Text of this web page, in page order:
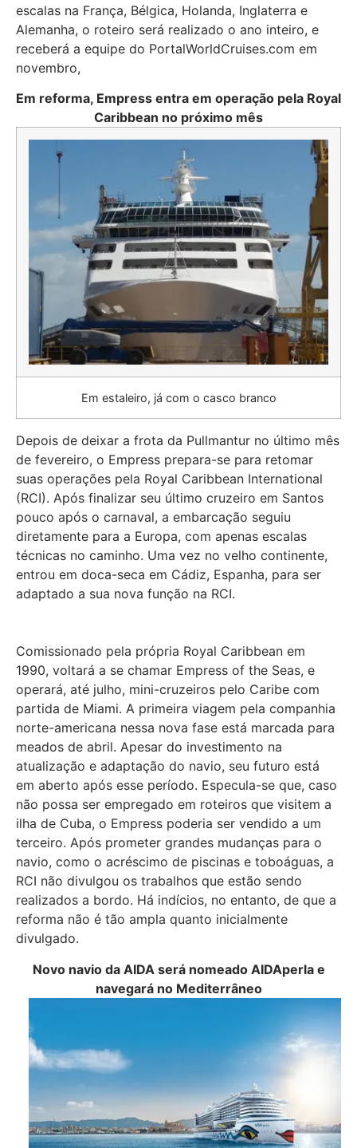
escalas na França, Bélgica, Holanda, Inglaterra e
Alemanha, o roteiro será realizado o ano inteiro, e
receberá a equipe do PortalWorldCruises.com em
novembro,
Em reforma, Empress entra em operação pela Royal
Caribbean no próximo mês
Em estaleiro, já com o casco branco
Depois de deixar a frota da Pullmantur no último mês
de fevereiro, o Empress prepara-se para retomar
suas operações pela Royal Caribbean International
(RCI). Após finalizar seu último cruzeiro em Santos
pouco após o carnaval, a embarcação seguiu
diretamente para a Europa, com apenas escalas
técnicas no caminho. Uma vez no velho continente,
entrou em doca-seca em Cádiz, Espanha, para ser
adaptado a sua nova função na RCI.
Comissionado pela própria Royal Caribbean em
1990, voltará a se chamar Empress of the Seas, e
operará, até julho, mini-cruzeiros pelo Caribe com
partida de Miami. A primeira viagem pela companhia
norte-americana nessa nova fase está marcada para
meados de abril. Apesar do investimento na
atualização e adaptação do navio, seu futuro está
em aberto após esse período. Especula-se que, caso
não possa ser empregado em roteiros que visitem a
ilha de Cuba, o Empress poderia ser vendido a um
terceiro. Após prometer grandes mudanças para o
navio, como o acréscimo de piscinas e toboáguas, a
RCI não divulgou os trabalhos que estão sendo
realizados a bordo. Há indícios, no entanto, de que a
reforma não é tão ampla quanto inicialmente
divulgado.
Novo navio da AIDA será nomeado AIDAperla e
navegará no Mediterrâneo